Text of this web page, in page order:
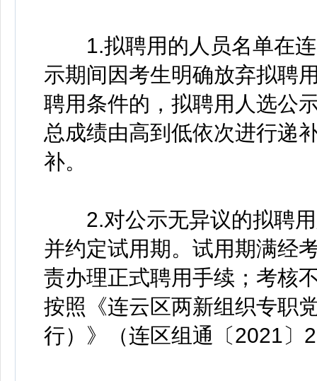
1.拟聘用的人员名单在连
示期间因考生明确放弃拟聘
聘用条件的，拟聘用人选公
总成绩由高到低依次进行递
补。
2.对公示无异议的拟聘用
并约定试用期。试用期满经
责办理正式聘用手续；考核
按照《连云区两新组织专职
行）》（连区组通〔2021〕